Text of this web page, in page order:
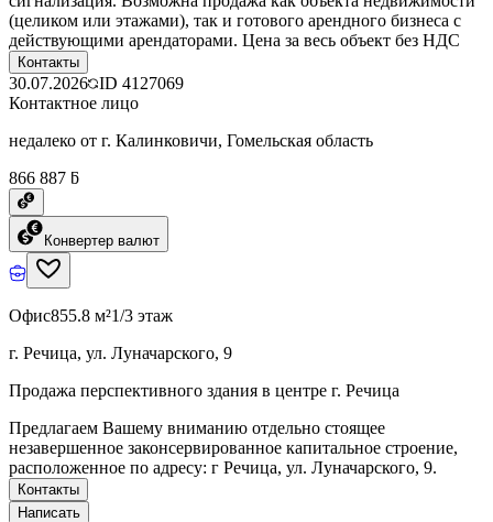
(целиком или этажами), так и готового арендного бизнеса с
действующими арендаторами. Цена за весь объект без НДС
Контакты
30.07.2026 ID 4127069
Контактное лицо
недалеко от г. Калинковичи, Гомельская область
866 887 ƃ
Конвертер валют
Офис855.8 м²1/3 этаж
г. Речица, ул. Луначарского, 9
Продажа перспективного здания в центре г. Речица
Предлагаем Вашему вниманию отдельно стоящее
незавершенное законсервированное капитальное строение,
расположенное по адресу: г Речица, ул. Луначарского, 9.
Контакты
Написать